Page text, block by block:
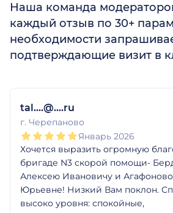
Наша команда
каждый отзыв по 30+
необходимости
подтверждающие визит в
tal....@....ru
г. Черепаново
Январь 2026
Хочется выразить огромную
бригаде N3 скорой помощи-
Алексею Ивановичу и
Юрьевне! Низкий Вам поклон.
высоко уровня: спокойные,